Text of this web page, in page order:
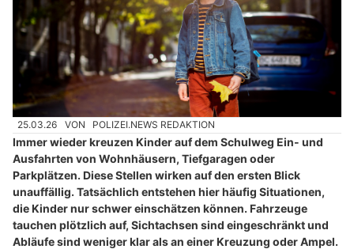
25.03.26 VON POLIZEI.NEWS REDAKTION
Immer wieder kreuzen Kinder auf dem Schulweg Ein- und
Ausfahrten von Wohnhäusern, Tiefgaragen oder
Parkplätzen. Diese Stellen wirken auf den ersten Blick
unauffällig. Tatsächlich entstehen hier häufig Situationen,
die Kinder nur schwer einschätzen können. Fahrzeuge
tauchen plötzlich auf, Sichtachsen sind eingeschränkt und
Abläufe sind weniger klar als an einer Kreuzung oder Ampel.